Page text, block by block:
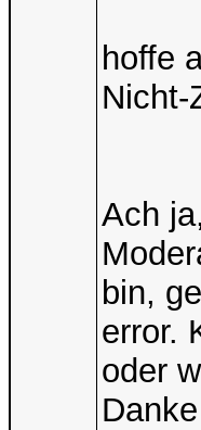
hoffe
Nicht-
Ach
bin,
error.
oder